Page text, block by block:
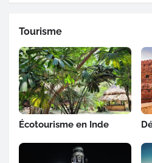
Tourisme
Écotourisme en Inde